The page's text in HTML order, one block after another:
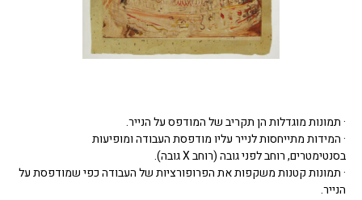
· תמונות מוגדלות הן תקריב של המודפס על הנייר.
· המידות מתייחסות לנייר עליו מודפסת העבודה ומופיעות
בסנטימטרים, רוחב לפני גובה (רוחב X גובה).
· תמונות קטנות משקפות את הפרופורציות של העבודה כפי שמודפסת על
הנייר.